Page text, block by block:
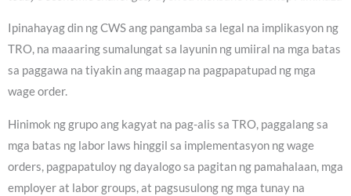
Ipinahayag din ng CWS ang pangamba sa legal na implikasyon ng
TRO, na maaaring sumalungat sa layunin ng umiiral na mga batas
sa paggawa na tiyakin ang maagap na pagpapatupad ng mga
wage order.
Hinimok ng grupo ang kagyat na pag-alis sa TRO, paggalang sa
mga batas ng labor laws hinggil sa implementasyon ng wage
orders, pagpapatuloy ng dayalogo sa pagitan ng pamahalaan, mga
employer at labor groups, at pagsusulong ng mga tunay na